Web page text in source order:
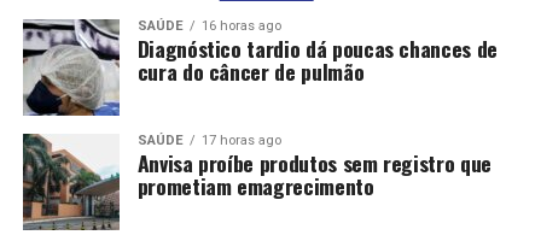
QUITAR
VEÍCULO
UP NEXT
Rodovias federais de Mato Grosso registram duas
mortes e mais de 40 acidentes no feriadão
DON'T MISS
Cerca 50 milhões de brasileiras têm idade para
mamografia, mas acesso ainda é desigual
SAÚDE 16 horas ago
Diagnóstico tardio dá poucas chances de
cura do câncer de pulmão
SAÚDE 17 horas ago
Anvisa proíbe produtos sem registro que
prometiam emagrecimento